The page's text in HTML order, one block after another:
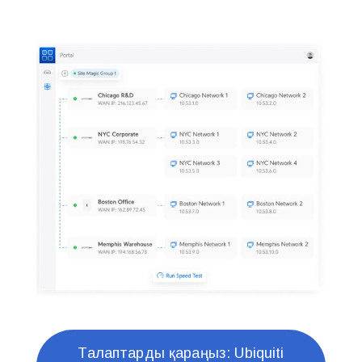
Талаптарды қараңыз: Ubiquiti